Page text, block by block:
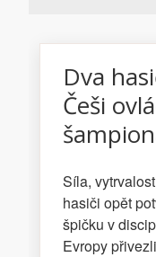
Dva
Češi
Síla,
hasiči opět
špičku v
Evropy